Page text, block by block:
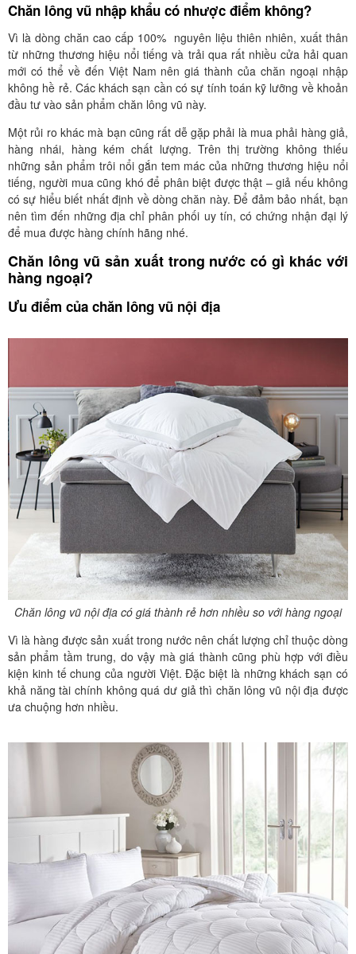
Chăn lông vũ nhập khẩu có nhược điểm không?
Vì là dòng chăn cao cấp 100% nguyên liệu thiên nhiên, xuất thân
từ những thương hiệu nổi tiếng và trải qua rất nhiều cửa hải quan
mới có thể về đến Việt Nam nên giá thành của chăn ngoại nhập
không hề rẻ. Các khách sạn cần có sự tính toán kỹ lưỡng về khoản
đầu tư vào sản phẩm chăn lông vũ này.
Một rủi ro khác mà bạn cũng rất dễ gặp phải là mua phải hàng giả,
hàng nhái, hàng kém chất lượng. Trên thị trường không thiếu
những sản phẩm trôi nổi gắn tem mác của những thương hiệu nổi
tiếng, người mua cũng khó để phân biệt được thật – giả nếu không
có sự hiểu biết nhất định về dòng chăn này. Để đảm bảo nhất, bạn
nên tìm đến những địa chỉ phân phối uy tín, có chứng nhận đại lý
để mua được hàng chính hãng nhé.
Chăn lông vũ sản xuất trong nước có gì khác với
hàng ngoại?
Ưu điểm của chăn lông vũ nội địa
Chăn lông vũ nội địa có giá thành rẻ hơn nhiều so với hàng ngoại
Vì là hàng được sản xuất trong nước nên chất lượng chỉ thuộc dòng
sản phẩm tầm trung, do vậy mà giá thành cũng phù hợp với điều
kiện kinh tế chung của người Việt. Đặc biệt là những khách sạn có
khả năng tài chính không quá dư giả thì chăn lông vũ nội địa được
ưa chuộng hơn nhiều.